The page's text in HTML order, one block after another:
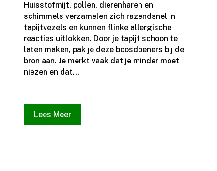
Huisstofmijt, pollen, dierenharen en
schimmels verzamelen zich razendsnel in
tapijtvezels en kunnen flinke allergische
reacties uitlokken.​ Door je tapijt schoon te
laten maken, pak je deze boosdoeners bij de
bron aan.​ Je merkt vaak dat je minder moet
niezen en dat...
Lees Meer